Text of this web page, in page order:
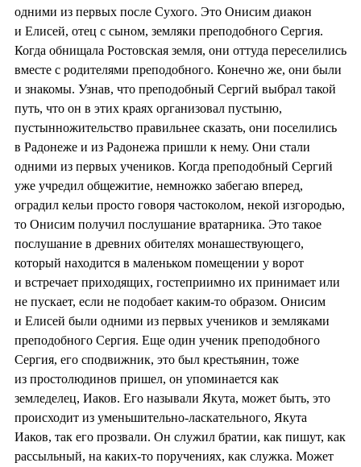
одними из первых после Сухого. Это Онисим диакон
и Елисей, отец с сыном, земляки преподобного Сергия.
Когда обнищала Ростовская земля, они оттуда переселились
вместе с родителями преподобного. Конечно же, они были
и знакомы. Узнав, что преподобный Сергий выбрал такой
путь, что он в этих краях организовал пустыню,
пустынножительство правильнее сказать, они поселились
в Радонеже и из Радонежа пришли к нему. Они стали
одними из первых учеников. Когда преподобный Сергий
уже учредил общежитие, немножко забегаю вперед,
оградил кельи просто говоря частоколом, некой изгородью,
то Онисим получил послушание вратарника. Это такое
послушание в древних обителях монашествующего,
который находится в маленьком помещении у ворот
и встречает приходящих, гостеприимно их принимает или
не пускает, если не подобает каким-то образом. Онисим
и Елисей были одними из первых учеников и земляками
преподобного Сергия. Еще один ученик преподобного
Сергия, его сподвижник, это был крестьянин, тоже
из простолюдинов пришел, он упоминается как
земледелец, Иаков. Его называли Якута, может быть, это
происходит из уменьшительно-ласкательного, Якута
Иаков, так его прозвали. Он служил братии, как пишут, как
рассыльный, на каких-то поручениях, как служка. Может